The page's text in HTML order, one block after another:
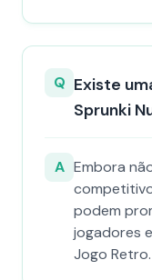
Q Existe
Sprunki
A Embora
podem
jogadores
Jogo Retro.